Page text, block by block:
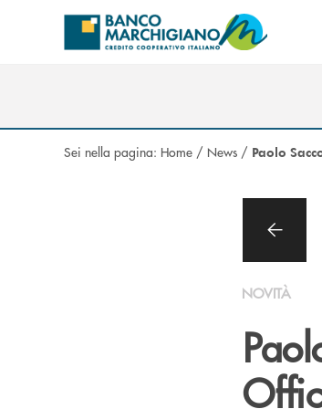
Salta al contenuto principale
Sei nella pagina: Home / News / Paolo
NOVITÀ